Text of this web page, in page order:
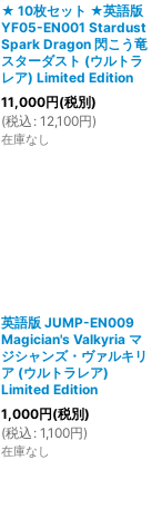
★ 10枚セット ★英語版
YF05-EN001 Stardust
Spark Dragon 閃こう竜
スターダスト (ウルトラ
レア) Limited Edition
11,000円(税別)
(税込 : 12,100円)
在庫なし
英語版 JUMP-EN009
Magician's Valkyria マ
ジシャンズ・ヴァルキリ
ア (ウルトラレア)
Limited Edition
1,000円(税別)
(税込 : 1,100円)
在庫なし